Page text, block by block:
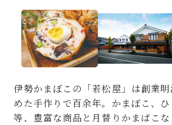
伊勢かまぼこの「若松屋」は創業
めた手作りで百余年。かまぼこ、
等、豊富な商品と月替りかまばこ